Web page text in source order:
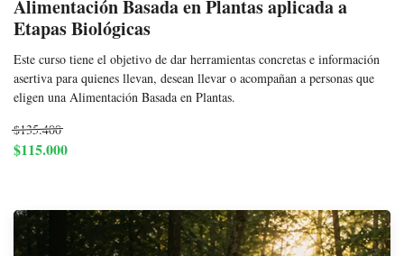
Alimentación Basada en Plantas aplicada a
Etapas Biológicas
Este curso tiene el objetivo de dar herramientas concretas e información
asertiva para quienes llevan, desean llevar o acompañan a personas que
eligen una Alimentación Basada en Plantas.
$135.400
$115.000